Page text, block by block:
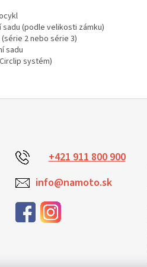
(podle velikosti zámku)
2 nebo série 3)
sadu
systém)
+421 911 800 900
info@namoto.sk